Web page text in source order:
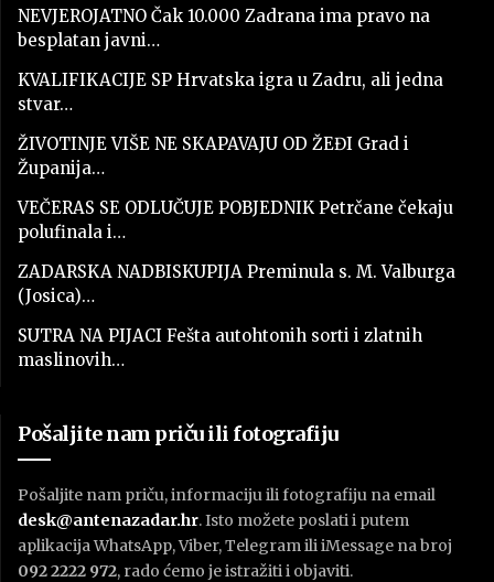
NEVJEROJATNO Čak 10.000 Zadrana ima pravo na
besplatan javni…
KVALIFIKACIJE SP Hrvatska igra u Zadru, ali jedna
stvar…
ŽIVOTINJE VIŠE NE SKAPAVAJU OD ŽEĐI Grad i
Županija…
VEČERAS SE ODLUČUJE POBJEDNIK Petrčane čekaju
polufinala i…
ZADARSKA NADBISKUPIJA Preminula s. M. Valburga
(Josica)…
SUTRA NA PIJACI Fešta autohtonih sorti i zlatnih
maslinovih…
Pošaljite nam priču ili fotografiju
Pošaljite nam priču, informaciju ili fotografiju na email
desk@antenazadar.hr. Isto možete poslati i putem
aplikacija WhatsApp, Viber, Telegram ili iMessage na broj
092 2222 972, rado ćemo je istražiti i objaviti.